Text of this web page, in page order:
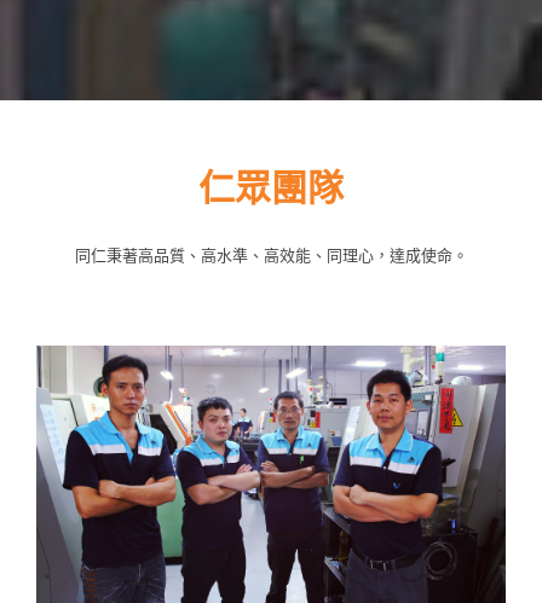
以最高品質認真作業各行業產品，挑戰多元化產業制作能力，進而
提升我司制程能力，工件精度已達到-真圓度與同心1um，仍不斷再
仁眾團隊
同仁秉著高品質、高水準、高效能、同理心，達成使命。